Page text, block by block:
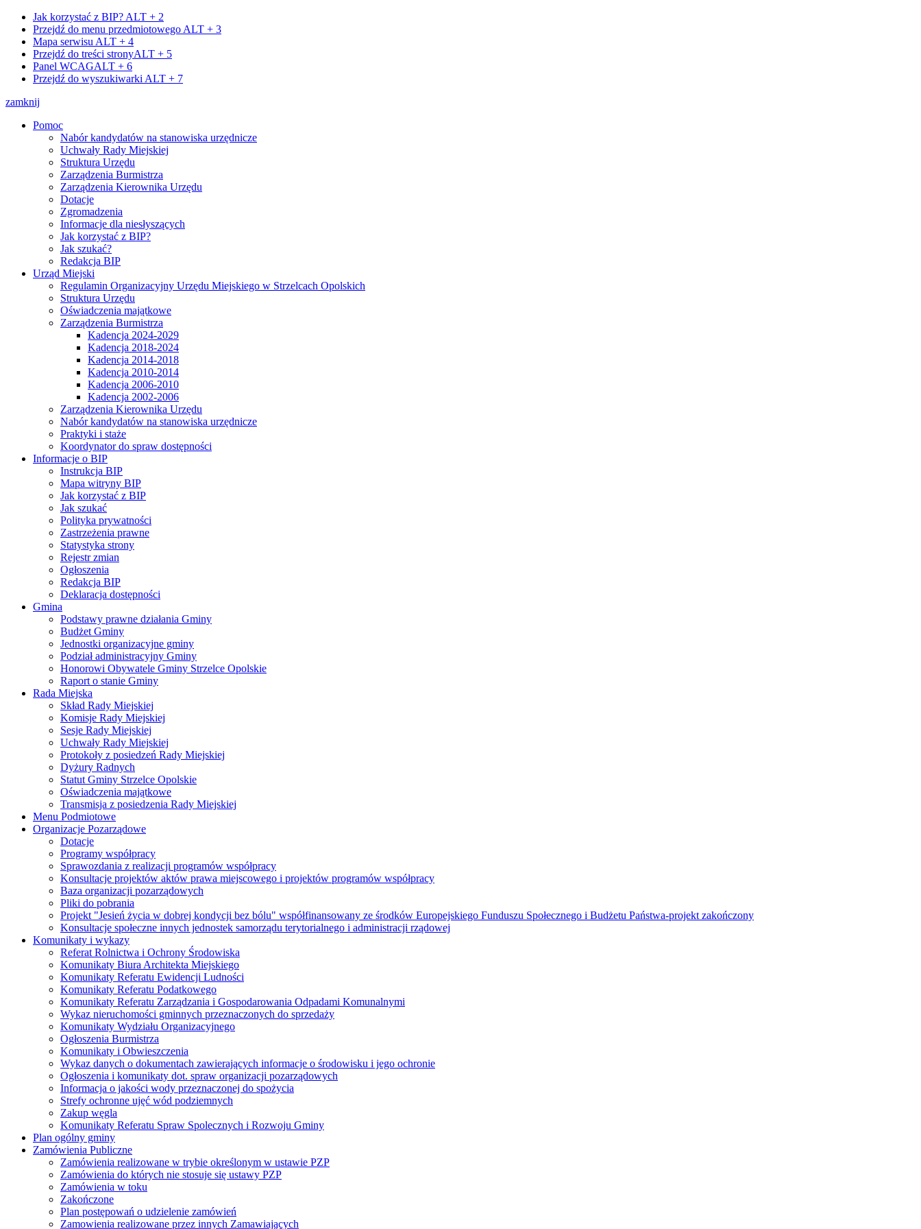
Jak korzystać z BIP? ALT + 2
Przejdź do menu przedmiotowego ALT + 3
Mapa serwisu ALT + 4
Przejdź do treści stronyALT + 5
Panel WCAGALT + 6
Przejdź do wyszukiwarki ALT + 7
zamknij
Pomoc
Nabór kandydatów na stanowiska urzędnicze
Uchwały Rady Miejskiej
Struktura Urzędu
Zarządzenia Burmistrza
Zarządzenia Kierownika Urzędu
Dotacje
Zgromadzenia
Informacje dla niesłyszących
Jak korzystać z BIP?
Jak szukać?
Redakcja BIP
Urząd Miejski
Regulamin Organizacyjny Urzędu Miejskiego w Strzelcach Opolskich
Struktura Urzędu
Oświadczenia majątkowe
Zarządzenia Burmistrza
Kadencja 2024-2029
Kadencja 2018-2024
Kadencja 2014-2018
Kadencja 2010-2014
Kadencja 2006-2010
Kadencja 2002-2006
Zarządzenia Kierownika Urzędu
Nabór kandydatów na stanowiska urzędnicze
Praktyki i staże
Koordynator do spraw dostępności
Informacje o BIP
Instrukcja BIP
Mapa witryny BIP
Jak korzystać z BIP
Jak szukać
Polityka prywatności
Zastrzeżenia prawne
Statystyka strony
Rejestr zmian
Ogłoszenia
Redakcja BIP
Deklaracja dostępności
Gmina
Podstawy prawne działania Gminy
Budżet Gminy
Jednostki organizacyjne gminy
Podział administracyjny Gminy
Honorowi Obywatele Gminy Strzelce Opolskie
Raport o stanie Gminy
Rada Miejska
Skład Rady Miejskiej
Komisje Rady Miejskiej
Sesje Rady Miejskiej
Uchwały Rady Miejskiej
Protokoły z posiedzeń Rady Miejskiej
Dyżury Radnych
Statut Gminy Strzelce Opolskie
Oświadczenia majątkowe
Transmisja z posiedzenia Rady Miejskiej
Menu Podmiotowe
Organizacje Pozarządowe
Dotacje
Programy współpracy
Sprawozdania z realizacji programów współpracy
Konsultacje projektów aktów prawa miejscowego i projektów programów współpracy
Baza organizacji pozarządowych
Pliki do pobrania
Projekt "Jesień życia w dobrej kondycji bez bólu" współfinansowany ze środków Europejskiego Funduszu Społecznego i Budżetu Państwa-projekt zakończony
Konsultacje społeczne innych jednostek samorządu terytorialnego i administracji rządowej
Komunikaty i wykazy
Referat Rolnictwa i Ochrony Środowiska
Komunikaty Biura Architekta Miejskiego
Komunikaty Referatu Ewidencji Ludności
Komunikaty Referatu Podatkowego
Komunikaty Referatu Zarządzania i Gospodarowania Odpadami Komunalnymi
Wykaz nieruchomości gminnych przeznaczonych do sprzedaży
Komunikaty Wydziału Organizacyjnego
Ogłoszenia Burmistrza
Komunikaty i Obwieszczenia
Wykaz danych o dokumentach zawierających informacje o środowisku i jego ochronie
Ogłoszenia i komunikaty dot. spraw organizacji pozarządowych
Informacja o jakości wody przeznaczonej do spożycia
Strefy ochronne ujęć wód podziemnych
Zakup węgla
Komunikaty Referatu Spraw Spolecznych i Rozwoju Gminy
Plan ogólny gminy
Zamówienia Publiczne
Zamówienia realizowane w trybie określonym w ustawie PZP
Zamówienia do których nie stosuje się ustawy PZP
Zamówienia w toku
Zakończone
Plan postępowań o udzielenie zamówień
Zamowienia realizowane przez innych Zamawiających